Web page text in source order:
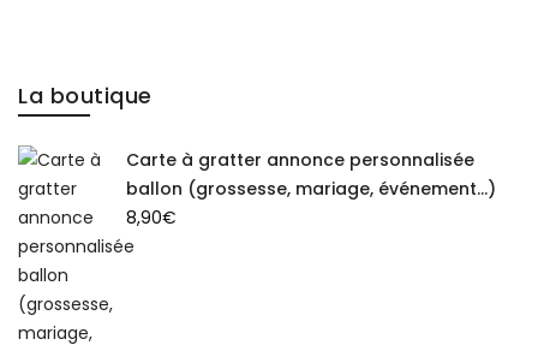
La boutique
Carte à gratter annonce personnalisée
ballon (grossesse, mariage, événement...)
8,90€